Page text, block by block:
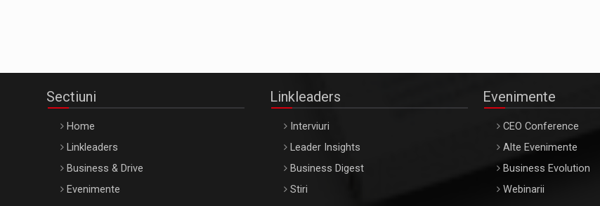
Sectiuni
Home
Linkleaders
Business & Drive
Evenimente
Linkleaders
Interviuri
Leader Insights
Business Digest
Stiri
Evenimente
CEO Conference
Alte Evenimente
Business Evolution
Webinarii